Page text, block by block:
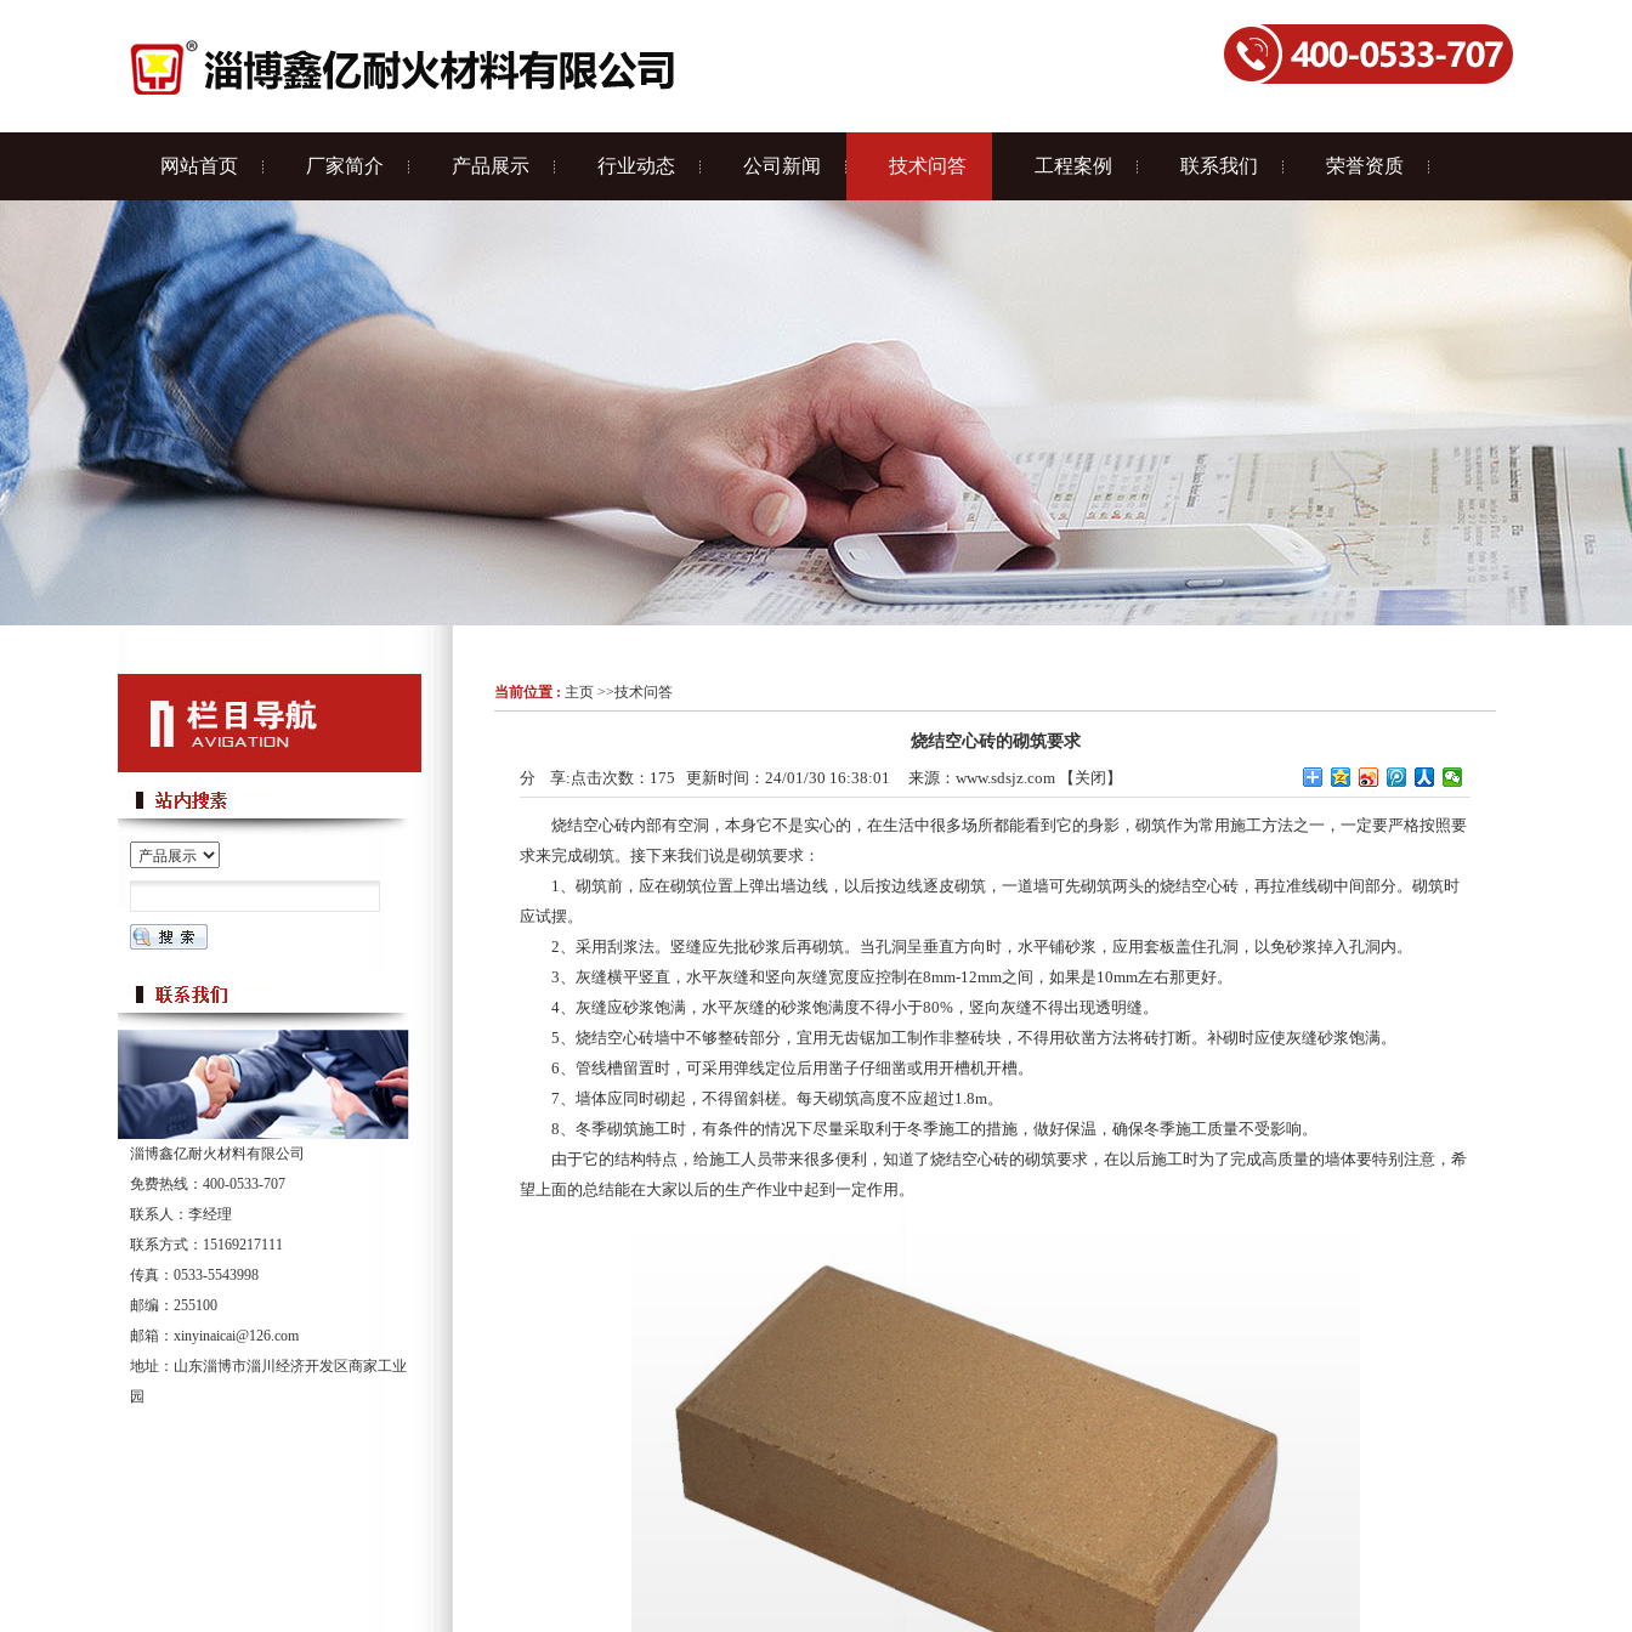
网站首页 厂家简介 产品展示 行业动态 公司新闻 技术问答 工程案例 联系我们 荣誉资质
当前位置 : 主页 >>技术问答
烧结空心砖的砌筑要求
点击次数： 175 更新时间：24/01/30 16:38:01 来源： www.sdsjz.com【 关闭 】
分 享:
烧结空心砖内部有空洞，本身它不是实心的，在生活中很多场所都能看到它的身影，砌筑作为常用施工方法之一，一定要严格按照要
求来完成砌筑。接下来我们说是砌筑要求：
1、砌筑前，应在砌筑位置上弹出墙边线，以后按边线逐皮砌筑，一道墙可先砌筑两头的烧结空心砖，再拉准线砌中间部分。砌筑时
应试摆。
2、采用刮浆法。竖缝应先批砂浆后再砌筑。当孔洞呈垂直方向时，水平铺砂浆，应用套板盖住孔洞，以免砂浆掉入孔洞内。
3、灰缝横平竖直，水平灰缝和竖向灰缝宽度应控制在8mm-12mm之间，如果是10mm左右那更好。
4、灰缝应砂浆饱满，水平灰缝的砂浆饱满度不得小于80%，竖向灰缝不得出现透明缝。
5、烧结空心砖墙中不够整砖部分，宜用无齿锯加工制作非整砖块，不得用砍凿方法将砖打断。补砌时应使灰缝砂浆饱满。
6、管线槽留置时，可采用弹线定位后用凿子仔细凿或用开槽机开槽。
7、墙体应同时砌起，不得留斜槎。每天砌筑高度不应超过1.8m。
8、冬季砌筑施工时，有条件的情况下尽量采取利于冬季施工的措施，做好保温，确保冬季施工质量不受影响。
由于它的结构特点，给施工人员带来很多便利，知道了烧结空心砖的砌筑要求，在以后施工时为了完成高质量的墙体要特别注意，希
望上面的总结能在大家以后的生产作业中起到一定作用。
淄博鑫亿耐火材料有限公司
免费热线：400-0533-707
联系人：李经理
联系方式：15169217111
传真：0533-5543998
邮编：255100
邮箱：xinyinaicai@126.com
地址：山东淄博市淄川经济开发区商家工业
园